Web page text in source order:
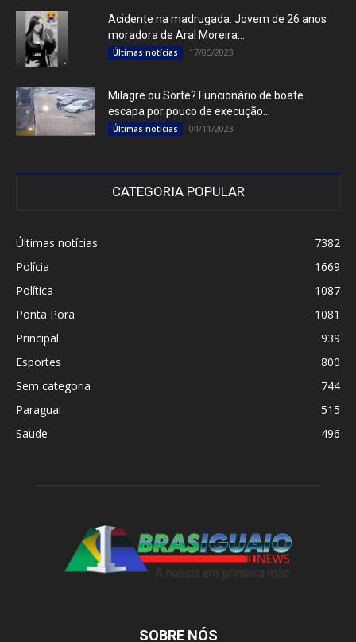
Acidente na madrugada: Jovem de 26 anos
moradora de Aral Moreira...
Últimas notícias 17/05/2023
Milagre ou Sorte? Funcionário de boate
escapa por pouco de execução...
Últimas notícias 04/11/2023
CATEGORIA POPULAR
Últimas notícias
7382
Polícia
1669
Política
1087
Ponta Porã
1081
Principal
939
Esportes
800
Sem categoria
744
Paraguai
515
Saude
496
SOBRE NÓS